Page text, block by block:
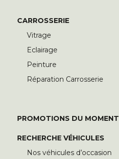
CARROSSERIE
Vitrage
Eclairage
Peinture
Réparation Carrosserie
PROMOTIONS DU MOMENT
RECHERCHE VÉHICULES
Nos véhicules d’occasion